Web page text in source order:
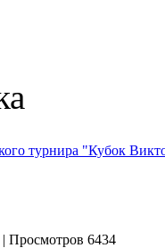
турнира "Кубок
| Просмотров 6434